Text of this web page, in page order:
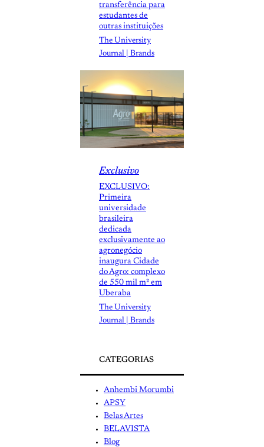
transferência para
estudantes de
outras instituições
The University
Journal | Brands
Exclusivo
EXCLUSIVO:
Primeira
universidade
brasileira
dedicada
exclusivamente ao
agronegócio
inaugura Cidade
do Agro: complexo
de 550 mil m² em
Uberaba
The University
Journal | Brands
CATEGORIAS
Anhembi Morumbi
APSY
Belas Artes
BELAVISTA
Blog